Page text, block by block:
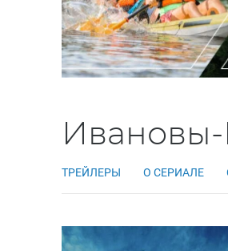
ТРЕЙЛЕРЫ О СЕРИАЛЕ